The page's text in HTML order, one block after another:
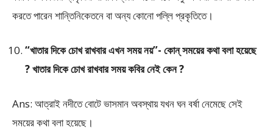
করতে পারেন শান্তিনিকেতনে বা অন্য কোনো পল্লি প্রকৃতিতে।
“খাতার দিকে চোখ রাখবার এখন সময় নয়”- কোন্ সময়ের কথা বলা হয়েছে
? খাতার দিকে চোখ রাখবার সময় কবির নেই কেন ?
Ans: আত্রাই নদীতে বোটে ভাসমান অবস্থায় যখন ঘন বর্ষা নেমেছে সেই
সময়ের কথা বলা হয়েছে।